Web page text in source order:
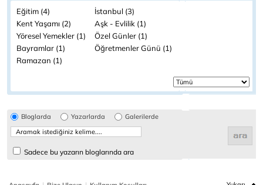
Eğitim (4)
İstanbul (3)
Kent Yaşamı (2)
Aşk - Evlilik (1)
Yöresel Yemekler (1)
Özel Günler (1)
Bayramlar (1)
Öğretmenler Günü (1)
Ramazan (1)
Bloglarda Yazarlarda Galerilerde
Sadece bu yazarın bloglarında ara